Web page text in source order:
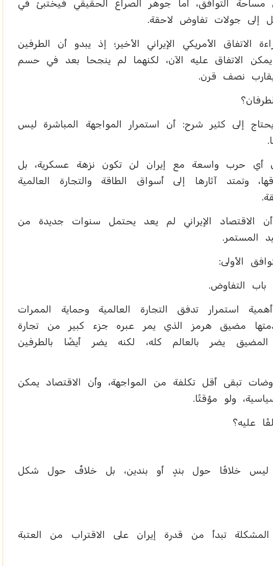
مساحة التوافق، أما جوهر الصراع الحقيقي فيختبئ في
إلى جولات تفاوض لاحقة.
الاتفاق الأمريكي الإيراني الأخير؛ إذ يبدو أن الطرفين
الاتفاق عليه الآن، لكنهما لم ينجحا بعد في حسم
نصف قرن.
إلى كثير شرح: أن استمرار المواجهة المباشرة ليس
أن أي حرب واسعة مع إيران لن تكون نزهة عسكرية، بل
وتمتد آثارها إلى أسواق الطاقة والتجارة العالمية
الاقتصاد الإيراني لم يعد يحتمل سنوات جديدة من
المستمر.
الأولى:
التفاوض.
استمرار تدفق التجارة العالمية وحماية الممرات
مضيق هرمز الذي يمر عبره جزء كبير من تجارة
المضيق يضر بالعالم كله، لكنه يضر أيضًا بالطرفين
تبقى أقل تكلفة من المواجهة، وأن الاقتصاد يمكن
ولو مؤقتًا.
عليه؟
ليس خلافًا حول بندٍ أو بندين، بل خلافٌ حول شكل
تبدأ من قدرة إيران على الاقتراب من العتبة